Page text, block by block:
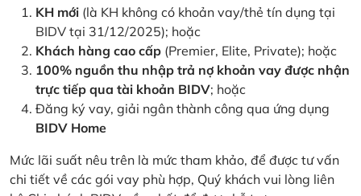
KH mới (là KH không có khoản vay/thẻ tín dụng tại
BIDV tại 31/12/2025); hoặc
Khách hàng cao cấp (Premier, Elite, Private); hoặc
100% nguồn thu nhập trả nợ khoản vay được nhận
trực tiếp qua tài khoản BIDV; hoặc
Đăng ký vay, giải ngân thành công qua ứng dụng
BIDV Home
Mức lãi suất nêu trên là mức tham khảo, để được tư vấn
chi tiết về các gói vay phù hợp, Quý khách vui lòng liên